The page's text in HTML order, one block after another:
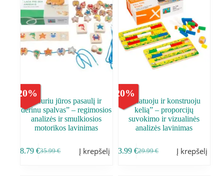
20%
,,Kuriu jūros pasaulį ir
derinu spalvas” – regimosios
analizės ir smulkiosios
motorikos lavinimas
35.99€
28.79€ Į krepšelį
20%
,,Matuoju ir konstruoju
kelią” – proporcijų
suvokimo ir vizualinės
analizės lavinimas
29.99€
23.99 € Į krepšelį